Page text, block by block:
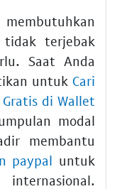
terjebak
Saat Anda
untuk Cari
di Wallet
modal
membantu
paypal untuk